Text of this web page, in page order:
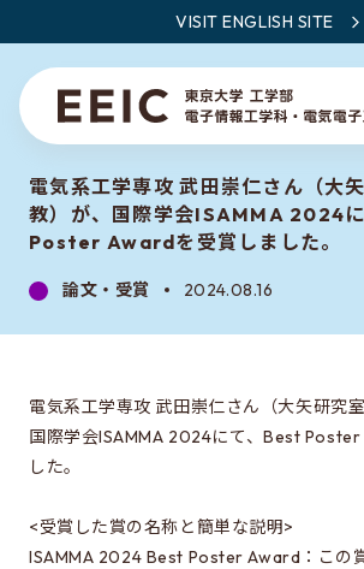
VISIT ENGLISH SITE
ニュース
EEICの授業
電気系工学専攻 武田崇仁さん（大
教）が、国際学会ISAMMA 2024
Poster Awardを受賞しました。
論文・受賞 2024.08.16
電気系工学専攻 武田崇仁さん（大矢研究室
国際学会ISAMMA 2024にて、Best
した。
<受賞した賞の名称と簡単な説明>
ISAMMA 2024 Best Poster Award：この